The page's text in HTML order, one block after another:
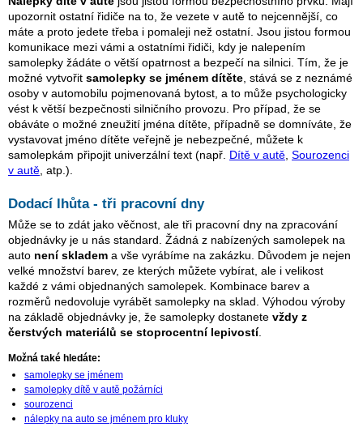
upozornit ostatní řidiče na to, že vezete v autě to nejcennější, co
máte a proto jedete třeba i pomaleji než ostatní. Jsou jistou formou
komunikace mezi vámi a ostatními řidiči, kdy je nalepením
samolepky žádáte o větší opatrnost a bezpečí na silnici. Tím, že je
možné vytvořit samolepky se jménem dítěte , stává se z neznámé
osoby v automobilu pojmenovaná bytost, a to může psychologicky
vést k větší bezpečnosti silničního provozu. Pro případ, že se
obáváte o možné zneužití jména dítěte, případně se domníváte, že
vystavovat jméno dítěte veřejně je nebezpečné, můžete k
samolepkám připojit univerzální text (např. Dítě v autě Sourozenci
v autě , atp.).
Dodací lhůta - tři pracovní dny
Může se to zdát jako věčnost, ale tři pracovní dny na zpracování
objednávky je u nás standard. Žádná z nabízených samolepek na
auto není skladem a vše vyrábíme na zakázku. Důvodem je nejen
velké množství barev, ze kterých můžete vybírat, ale i velikost
každé z vámi objednaných samolepek. Kombinace barev a
rozměrů nedovoluje vyrábět samolepky na sklad. Výhodou výroby
na základě objednávky je, že samolepky dostanete vždy z
čerstvých materiálů se stoprocentní lepivostí.
Možná také hledáte:
samolepky se jménem
samolepky dítě v autě požárníci
sourozenci
nálepky na auto se jménem pro kluky